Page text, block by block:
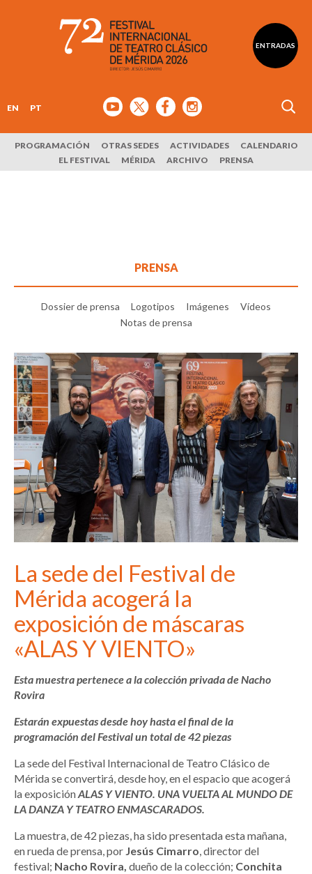
ENTRADAS
EN PT
PROGRAMACIÓN OTRAS SEDES ACTIVIDADES
CALENDARIO
EL FESTIVAL
MÉRIDA ARCHIVO PRENSA
PRENSA
Dossier de prensa Logotipos Imágenes
Vídeos
Notas de prensa
La sede del Festival de
Mérida acogerá la
exposición de máscaras
«ALAS Y VIENTO»
Esta muestra pertenece a la colección privada de Nacho
Rovira
Estarán expuestas desde hoy hasta el final de la
programación del Festival un total de 42 piezas
La sede del Festival Internacional de Teatro Clásico de
Mérida se convertirá, desde hoy, en el espacio que acogerá
la exposiciónALAS Y VIENTO. UNA VUELTA AL MUNDO DE
LA DANZA Y TEATRO ENMASCARADOS.
La muestra, de 42 piezas, ha sido presentada esta mañana,
en rueda de prensa, por Jesús Cimarro, director del
festival; Nacho Rovira, dueño de la colección; Conchita